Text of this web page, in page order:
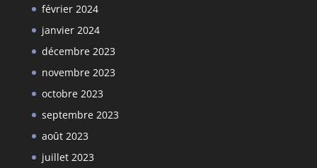
février 2024
janvier 2024
décembre 2023
novembre 2023
octobre 2023
septembre 2023
août 2023
juillet 2023